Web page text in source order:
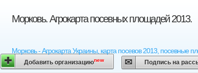
Морковь. Агрокарта посевных площадей 2013.
Морковь - Агрокарта Украины, карта посевов 2013, посевные
Добавить организациюnew Подпись на